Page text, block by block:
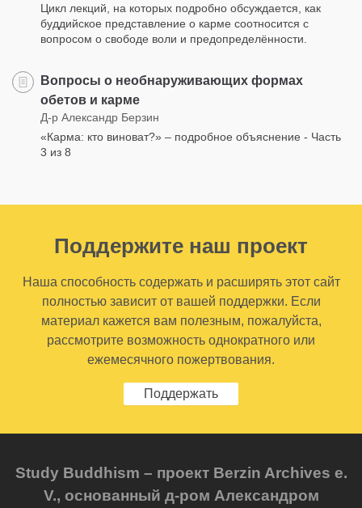
Цикл лекций, на которых подробно обсуждается, как
буддийское представление о карме соотносится с
вопросом о свободе воли и предопределённости.
Вопросы о необнаруживающих формах
обетов и карме
Д-р Александр Берзин
«Карма: кто виноват?» – подробное объяснение - Часть
3 из 8
Поддержите наш проект
Наша способность содержать и расширять этот сайт
полностью зависит от вашей поддержки. Если
материал кажется вам полезным, пожалуйста,
рассмотрите возможность однократного или
ежемесячного пожертвования.
Поддержать
Study Buddhism – проект Berzin Archives e.
V., основанный д-ром Александром